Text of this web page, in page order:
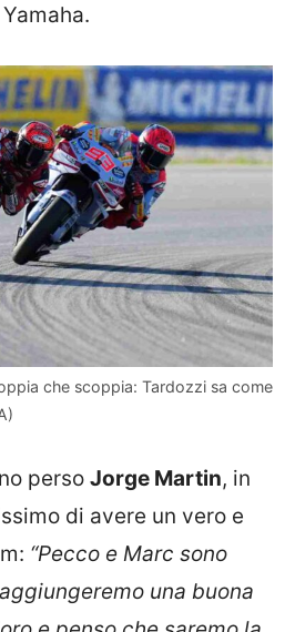
che scoppia: Tardozzi sa come
perso Jorge Martin, in
di avere un vero e
“Pecco e Marc sono
una buona